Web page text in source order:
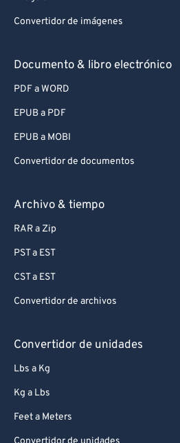
Convertidor de imágenes
Documento & libro electrónico
PDF a WORD
EPUB a PDF
EPUB a MOBI
Convertidor de documentos
Archivo & tiempo
RAR a Zip
PST a EST
CST a EST
Convertidor de archivos
Convertidor de unidades
Lbs a Kg
Kg a Lbs
Feet a Meters